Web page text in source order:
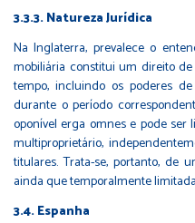
3.3.3. Natureza Jurídica
Na Inglaterra, prevalece o
mobiliária constitui um direito
tempo, incluindo os poderes
durante o período
oponível erga omnes e pode
multiproprietário,
titulares. Trata-se, portanto, de
ainda que temporalmente limitada
3.4. Espanha